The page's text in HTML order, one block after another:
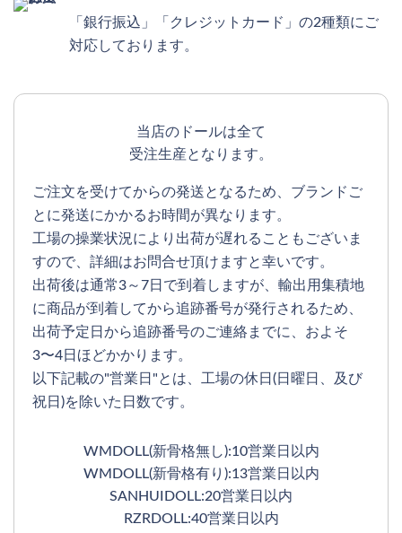
「銀行振込」「クレジットカード」の2種類にご
対応しております。
当店のドールは全て
受注生産となります。
ご注文を受けてからの発送となるため、ブランドご
とに発送にかかるお時間が異なります。
工場の操業状況により出荷が遅れることもございま
すので、詳細はお問合せ頂けますと幸いです。
出荷後は通常3～7日で到着しますが、輸出用集積地
に商品が到着してから追跡番号が発行されるため、
出荷予定日から追跡番号のご連絡までに、およそ
3〜4日ほどかかります。
以下記載の"営業日"とは、工場の休日(日曜日、及び
祝日)を除いた日数です。
WMDOLL(新骨格無し):10営業日以内
WMDOLL(新骨格有り):13営業日以内
SANHUIDOLL:20営業日以内
RZRDOLL:40営業日以内